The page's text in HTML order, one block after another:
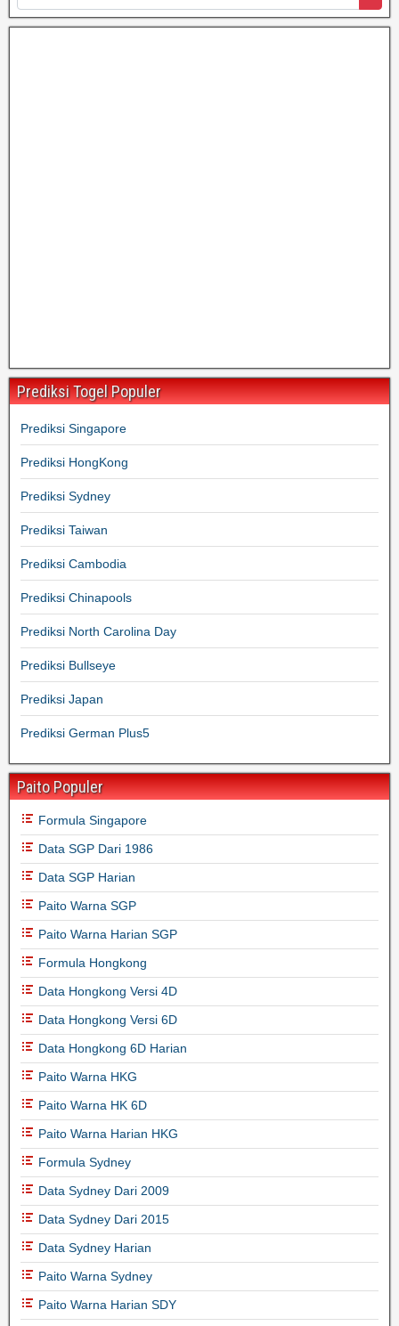
Prediksi Togel Populer
Prediksi Singapore
Prediksi HongKong
Prediksi Sydney
Prediksi Taiwan
Prediksi Cambodia
Prediksi Chinapools
Prediksi North Carolina Day
Prediksi Bullseye
Prediksi Japan
Prediksi German Plus5
Paito Populer
Formula Singapore
Data SGP Dari 1986
Data SGP Harian
Paito Warna SGP
Paito Warna Harian SGP
Formula Hongkong
Data Hongkong Versi 4D
Data Hongkong Versi 6D
Data Hongkong 6D Harian
Paito Warna HKG
Paito Warna HK 6D
Paito Warna Harian HKG
Formula Sydney
Data Sydney Dari 2009
Data Sydney Dari 2015
Data Sydney Harian
Paito Warna Sydney
Paito Warna Harian SDY